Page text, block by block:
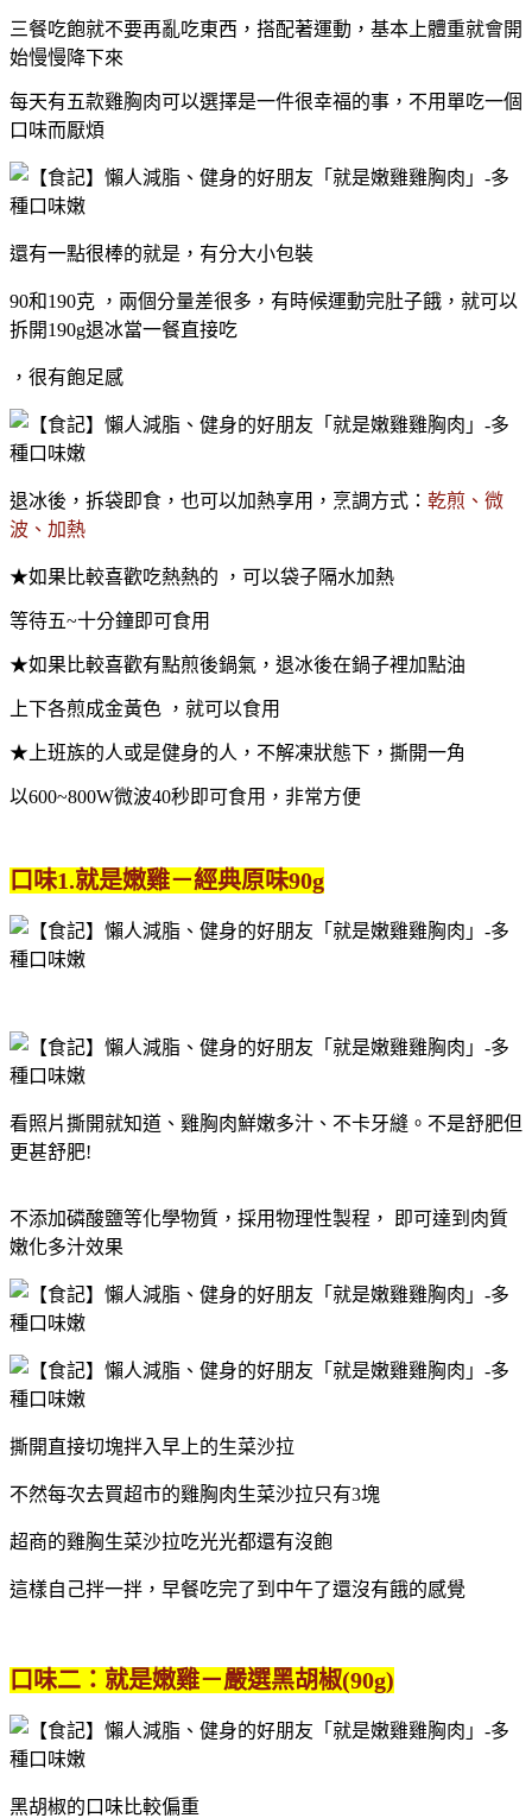
三餐吃飽就不要再亂吃東西，搭配著運動，基本上體重就會開
始慢慢降下來
每天有五款雞胸肉可以選擇是一件很幸福的事，不用單吃一個
口味而厭煩
還有一點很棒的就是，有分大小包裝
90和190克 ，兩個分量差很多，有時候運動完肚子餓，就可以
拆開190g退冰當一餐直接吃
，很有飽足感
退冰後，拆袋即食，也可以加熱享用，烹調方式： 乾煎、微
波、加熱
★如果比較喜歡吃熱熱的 ， 可以袋子隔水加熱
等待五~十分鐘即可食用
★如果比較喜歡有點煎後鍋氣， 退冰後在鍋子裡加點油
上下各煎成金黃色 ， 就可以食用
★上班族的人或是健身的人， 不解凍狀態下，撕開一角
以600~800W微波40秒即可食用，非常方便
口味1.就是嫩雞－經典原味90g
看照片撕開就知道、雞胸肉鮮嫩多汁、不卡牙縫。不是舒肥但
更甚舒肥!
不添加磷酸鹽等化學物質，採用物理性製程， 即可達到肉質
嫩化多汁效果
撕開直接切塊拌入早上的生菜沙拉
不然每次去買超市的雞胸肉生菜沙拉只有3塊
超商的雞胸生菜沙拉吃光光都還有沒飽
這樣自己拌一拌，早餐吃完了到中午了還沒有餓的感覺
口味二：就是嫩雞－嚴選黑胡椒(90g)
黑胡椒的口味比較偏重